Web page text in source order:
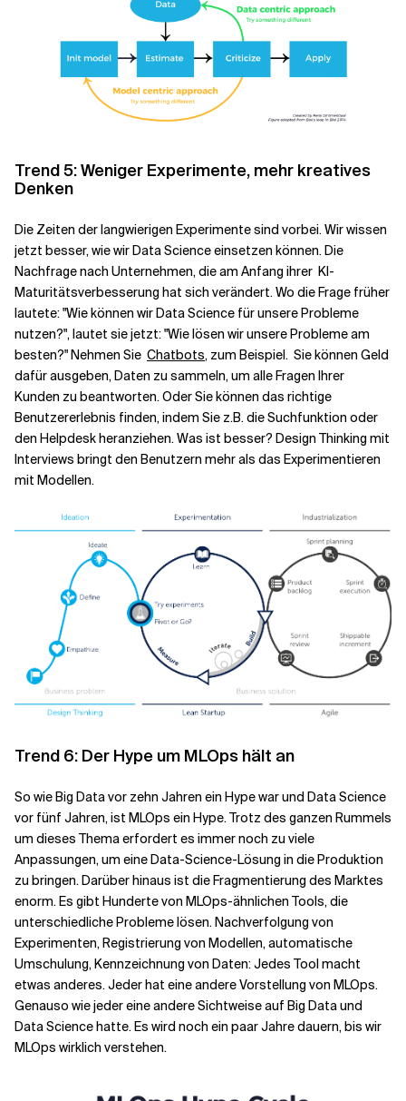
Trend 5: Weniger Experimente, mehr kreatives
Denken
Die Zeiten der langwierigen Experimente sind vorbei. Wir wissen
jetzt besser, wie wir Data Science einsetzen können. Die
Nachfrage nach Unternehmen, die am Anfang ihrer KI-
Maturitätsverbesserung hat sich verändert. Wo die Frage früher
lautete: "Wie können wir Data Science für unsere Probleme
nutzen?", lautet sie jetzt: "Wie lösen wir unsere Probleme am
besten?" Nehmen Sie Chatbots, zum Beispiel. Sie können Geld
dafür ausgeben, Daten zu sammeln, um alle Fragen Ihrer
Kunden zu beantworten. Oder Sie können das richtige
Benutzererlebnis finden, indem Sie z.B. die Suchfunktion oder
den Helpdesk heranziehen. Was ist besser? Design Thinking mit
Interviews bringt den Benutzern mehr als das Experimentieren
mit Modellen.
Trend 6: Der Hype um MLOps hält an
So wie Big Data vor zehn Jahren ein Hype war und Data Science
vor fünf Jahren, ist MLOps ein Hype. Trotz des ganzen Rummels
um dieses Thema erfordert es immer noch zu viele
Anpassungen, um eine Data-Science-Lösung in die Produktion
zu bringen. Darüber hinaus ist die Fragmentierung des Marktes
enorm. Es gibt Hunderte von MLOps-ähnlichen Tools, die
unterschiedliche Probleme lösen. Nachverfolgung von
Experimenten, Registrierung von Modellen, automatische
Umschulung, Kennzeichnung von Daten: Jedes Tool macht
etwas anderes. Jeder hat eine andere Vorstellung von MLOps.
Genauso wie jeder eine andere Sichtweise auf Big Data und
Data Science hatte. Es wird noch ein paar Jahre dauern, bis wir
MLOps wirklich verstehen.